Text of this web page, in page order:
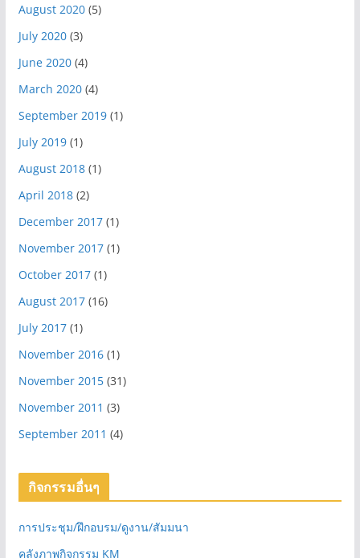
August 2020(5)
July 2020(3)
June 2020(4)
March 2020(4)
September 2019(1)
July 2019(1)
August 2018(1)
April 2018(2)
December 2017(1)
November 2017(1)
October 2017(1)
August 2017(16)
July 2017(1)
November 2016(1)
November 2015(31)
November 2011 (3)
September 2011 (4)
กิจกรรมอื่นๆ
การประชุม/ฝึกอบรม/ดูงาน/สัมมนา
คลังภาพกิจกรรม KM